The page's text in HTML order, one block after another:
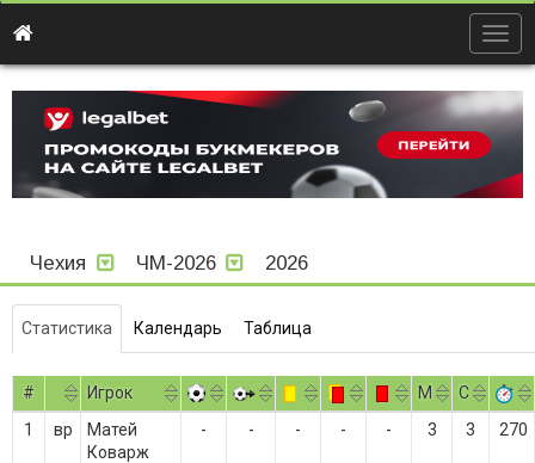
Чехия ЧМ-2026 2026
Статистика Календарь Таблица
# Игрок M
С
1
вр
Матей
Коварж
- - - - - 3 3 270